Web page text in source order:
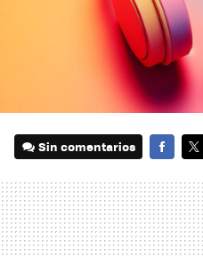
Sin comentarios